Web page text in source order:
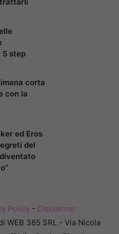
5 step
corta
con la
ed Eros
del
Policy- Disclaimer
WEB 365 SRL - Via Nicola